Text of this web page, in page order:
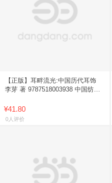
【正版】耳畔流光:中国历代耳饰
李芽 著 9787518003938 中国纺织
¥41.80
0人评价